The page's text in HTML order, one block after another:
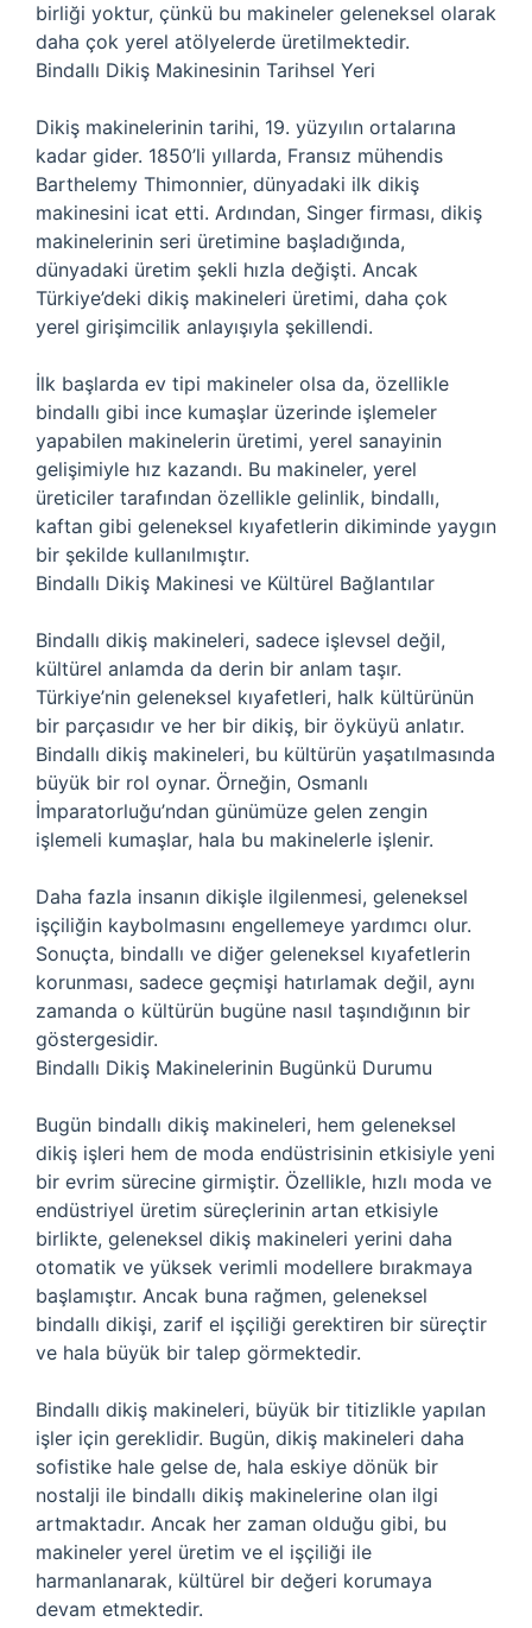
birliği yoktur, çünkü bu makineler geleneksel olarak
daha çok yerel atölyelerde üretilmektedir.
Bindallı Dikiş Makinesinin Tarihsel Yeri
Dikiş makinelerinin tarihi, 19. yüzyılın ortalarına
kadar gider. 1850’li yıllarda, Fransız mühendis
Barthelemy Thimonnier, dünyadaki ilk dikiş
makinesini icat etti. Ardından, Singer firması, dikiş
makinelerinin seri üretimine başladığında,
dünyadaki üretim şekli hızla değişti. Ancak
Türkiye’deki dikiş makineleri üretimi, daha çok
yerel girişimcilik anlayışıyla şekillendi.
İlk başlarda ev tipi makineler olsa da, özellikle
bindallı gibi ince kumaşlar üzerinde işlemeler
yapabilen makinelerin üretimi, yerel sanayinin
gelişimiyle hız kazandı. Bu makineler, yerel
üreticiler tarafından özellikle gelinlik, bindallı,
kaftan gibi geleneksel kıyafetlerin dikiminde yaygın
bir şekilde kullanılmıştır.
Bindallı Dikiş Makinesi ve Kültürel Bağlantılar
Bindallı dikiş makineleri, sadece işlevsel değil,
kültürel anlamda da derin bir anlam taşır.
Türkiye’nin geleneksel kıyafetleri, halk kültürünün
bir parçasıdır ve her bir dikiş, bir öyküyü anlatır.
Bindallı dikiş makineleri, bu kültürün yaşatılmasında
büyük bir rol oynar. Örneğin, Osmanlı
İmparatorluğu’ndan günümüze gelen zengin
işlemeli kumaşlar, hala bu makinelerle işlenir.
Daha fazla insanın dikişle ilgilenmesi, geleneksel
işçiliğin kaybolmasını engellemeye yardımcı olur.
Sonuçta, bindallı ve diğer geleneksel kıyafetlerin
korunması, sadece geçmişi hatırlamak değil, aynı
zamanda o kültürün bugüne nasıl taşındığının bir
göstergesidir.
Bindallı Dikiş Makinelerinin Bugünkü Durumu
Bugün bindallı dikiş makineleri, hem geleneksel
dikiş işleri hem de moda endüstrisinin etkisiyle yeni
bir evrim sürecine girmiştir. Özellikle, hızlı moda ve
endüstriyel üretim süreçlerinin artan etkisiyle
birlikte, geleneksel dikiş makineleri yerini daha
otomatik ve yüksek verimli modellere bırakmaya
başlamıştır. Ancak buna rağmen, geleneksel
bindallı dikişi, zarif el işçiliği gerektiren bir süreçtir
ve hala büyük bir talep görmektedir.
Bindallı dikiş makineleri, büyük bir titizlikle yapılan
işler için gereklidir. Bugün, dikiş makineleri daha
sofistike hale gelse de, hala eskiye dönük bir
nostalji ile bindallı dikiş makinelerine olan ilgi
artmaktadır. Ancak her zaman olduğu gibi, bu
makineler yerel üretim ve el işçiliği ile
harmanlanarak, kültürel bir değeri korumaya
devam etmektedir.